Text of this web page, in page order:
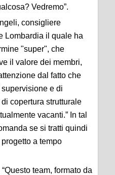
Vedremo”.
consigliere
Lombardia il quale ha
"super", che
il valore dei membri,
dal fatto che
e di
copertura strutturale
vacanti.” In tal
se si tratti quindi
a tempo
team, formato da